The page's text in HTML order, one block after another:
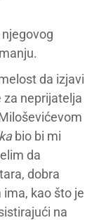
da izjavi
za neprijatelja
bio bi mi
da
dobra
ima, kao što je
na